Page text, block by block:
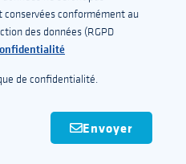
conformément au
des données (RGPD
de confidentialité.
Envoyer